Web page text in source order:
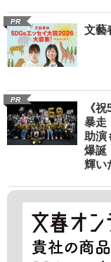
PR
文藝
PR
《
暴走
助演
爆誕
輝い